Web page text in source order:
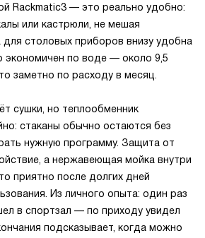
Rackmatic3 — это реально удобно:
или кастрюли, не мешая
столовых приборов внизу удобна
экономичен по воде — около 9,5
заметно по расходу в месяц.
сушки, но теплообменник
стаканы обычно остаются без
нужную программу. Защита от
а нержавеющая мойка внутри
приятно после долгих дней
Из личного опыта: один раз
в спортзал — по приходу увидел
подсказывает, когда можно